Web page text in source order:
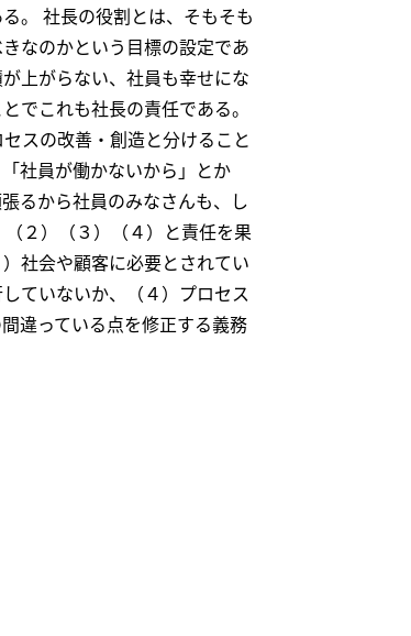
。 社長の役割とは、そもそも
なのかという目標の設定であ
上がらない、社員も幸せにな
でこれも社長の責任である。
スの改善・創造と分けること
社員が働かないから」とか
るから社員のみなさんも、し
２）（３）（４）と責任を果
社会や顧客に必要とされてい
ていないか、（４）プロセス
違っている点を修正する義務